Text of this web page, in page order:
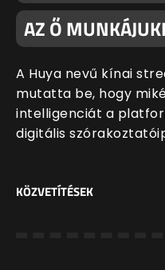
AZ Ő
A Huya nevű kínai
mutatta be, hogy
intelligenciát a
digitális
KÖZVETÍTÉSEK